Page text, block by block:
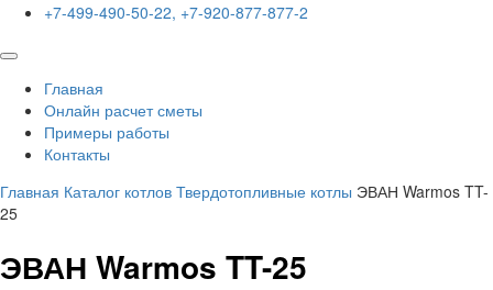
+7-499-490-50-22, +7-920-877-877-2
Главная
Онлайн расчет сметы
Примеры работы
Контакты
Главная Каталог котлов Твердотопливные котлы ЭВАН Warmos TT-
25
ЭВАН Warmos TT-25